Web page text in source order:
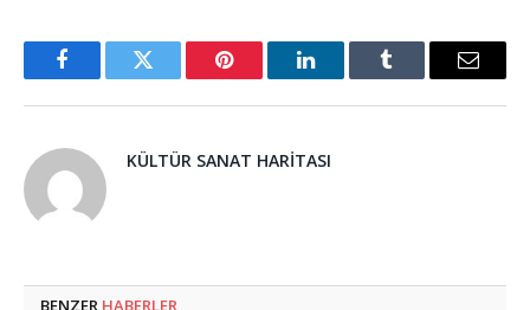
FacebookTwitter Pinterest LinkedInTumblr Email
KÜLTÜR SANAT HARITASI
BENZER HABERLER